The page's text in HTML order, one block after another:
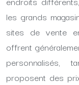
les grands
sites de vente
offrent
personnalisés,
proposent des